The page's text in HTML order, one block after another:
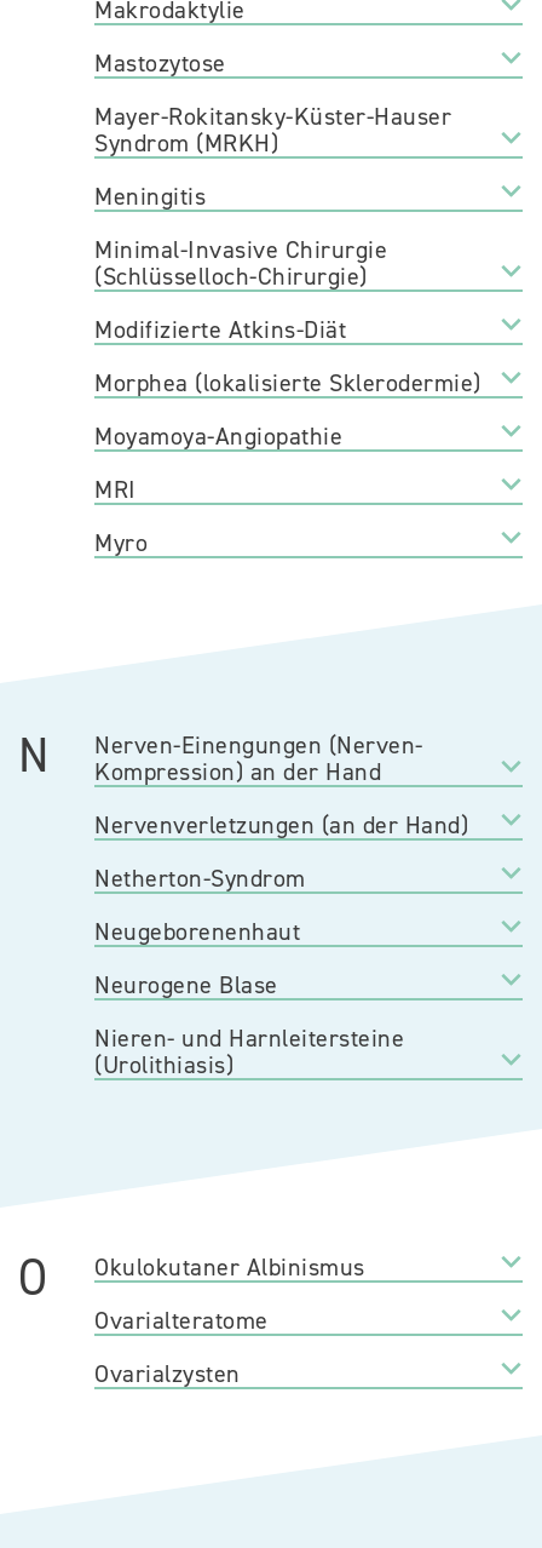
Makrodaktylie
Mastozytose
Mayer-Rokitansky-Küster-Hauser
Syndrom (MRKH)
Meningitis
Minimal-Invasive Chirurgie
(Schlüsselloch-Chirurgie)
Modifizierte Atkins-Diät
Morphea (lokalisierte Sklerodermie)
Moyamoya-Angiopathie
MRI
Myro
N
Nerven-Einengungen (Nerven-
Kompression) an der Hand
Nervenverletzungen (an der Hand)
Netherton-Syndrom
Neugeborenenhaut
Neurogene Blase
Nieren- und Harnleitersteine
(Urolithiasis)
O
Okulokutaner Albinismus
Ovarialteratome
Ovarialzysten